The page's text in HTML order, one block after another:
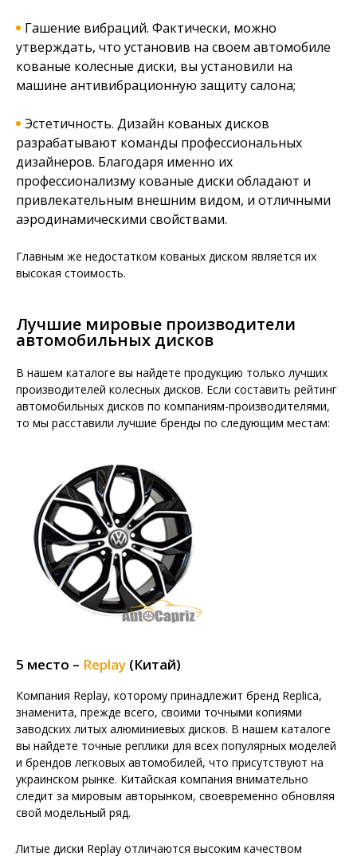
Гашение вибраций. Фактически, можно
утверждать, что установив на своем автомобиле
кованые колесные диски, вы установили на
машине антивибрационную защиту салона;
Эстетичность. Дизайн кованых дисков
разрабатывают команды профессиональных
дизайнеров. Благодаря именно их
профессионализму кованые диски обладают и
привлекательным внешним видом, и отличными
аэродинамическими свойствами.
Главным же недостатком кованых диском является их
высокая стоимость.
Лучшие мировые производители
автомобильных дисков
В нашем каталоге вы найдете продукцию только лучших
производителей колесных дисков. Если составить рейтинг
автомобильных дисков по компаниям-производителями,
то мы расставили лучшие бренды по следующим местам:
5 место – Replay (Китай)
Компания Replay, которому принадлежит бренд Replica,
знаменита, прежде всего, своими точными копиями
заводских литых алюминиевых дисков. В нашем каталоге
вы найдете точные реплики для всех популярных моделей
и брендов легковых автомобилей, что присутствуют на
украинском рынке. Китайская компания внимательно
следит за мировым авторынком, своевременно обновляя
свой модельный ряд.
Литые диски Replay отличаются высоким качеством